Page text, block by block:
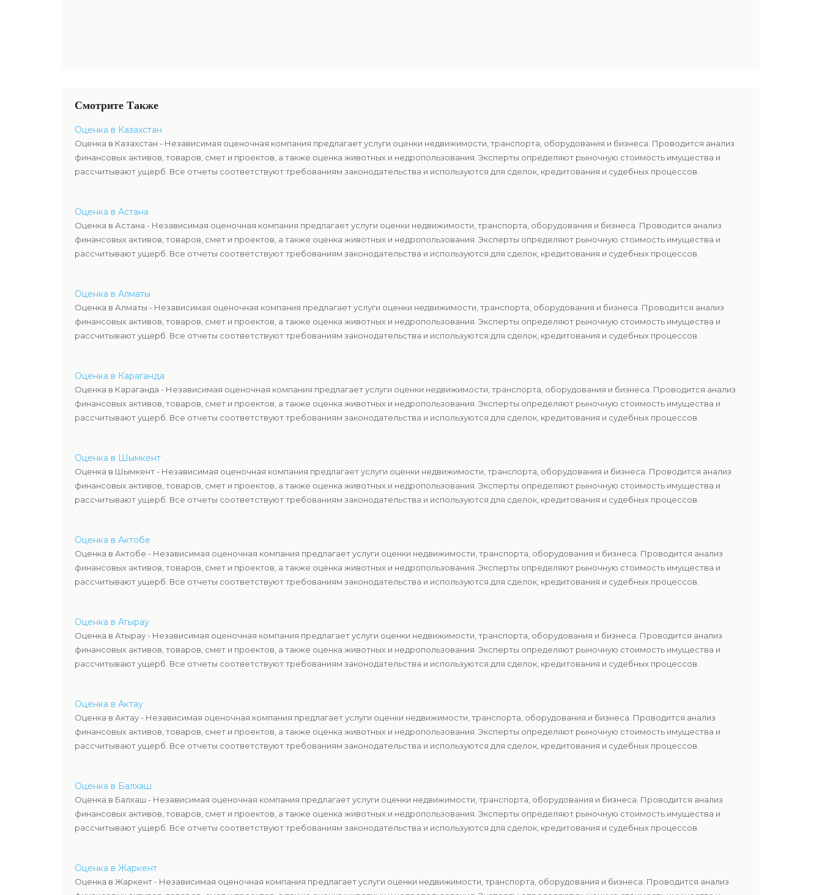
Смотрите Также
Оценка в Казахстан
Оценка в Казахстан - Независимая оценочная компания предлагает услуги оценки недвижимости, транспорта, оборудования и бизнеса. Проводится анализ
финансовых активов, товаров, смет и проектов, а также оценка животных и недропользования. Эксперты определяют рыночную стоимость имущества и
рассчитывают ущерб. Все отчеты соответствуют требованиям законодательства и используются для сделок, кредитования и судебных процессов.
Оценка в Астана
Оценка в Астана - Независимая оценочная компания предлагает услуги оценки недвижимости, транспорта, оборудования и бизнеса. Проводится анализ
финансовых активов, товаров, смет и проектов, а также оценка животных и недропользования. Эксперты определяют рыночную стоимость имущества и
рассчитывают ущерб. Все отчеты соответствуют требованиям законодательства и используются для сделок, кредитования и судебных процессов.
Оценка в Алматы
Оценка в Алматы - Независимая оценочная компания предлагает услуги оценки недвижимости, транспорта, оборудования и бизнеса. Проводится анализ
финансовых активов, товаров, смет и проектов, а также оценка животных и недропользования. Эксперты определяют рыночную стоимость имущества и
рассчитывают ущерб. Все отчеты соответствуют требованиям законодательства и используются для сделок, кредитования и судебных процессов.
Оценка в Караганда
Оценка в Караганда - Независимая оценочная компания предлагает услуги оценки недвижимости, транспорта, оборудования и бизнеса. Проводится анализ
финансовых активов, товаров, смет и проектов, а также оценка животных и недропользования. Эксперты определяют рыночную стоимость имущества и
рассчитывают ущерб. Все отчеты соответствуют требованиям законодательства и используются для сделок, кредитования и судебных процессов.
Оценка в Шымкент
Оценка в Шымкент - Независимая оценочная компания предлагает услуги оценки недвижимости, транспорта, оборудования и бизнеса. Проводится анализ
финансовых активов, товаров, смет и проектов, а также оценка животных и недропользования. Эксперты определяют рыночную стоимость имущества и
рассчитывают ущерб. Все отчеты соответствуют требованиям законодательства и используются для сделок, кредитования и судебных процессов.
Оценка в Актобе
Оценка в Актобе - Независимая оценочная компания предлагает услуги оценки недвижимости, транспорта, оборудования и бизнеса. Проводится анализ
финансовых активов, товаров, смет и проектов, а также оценка животных и недропользования. Эксперты определяют рыночную стоимость имущества и
рассчитывают ущерб. Все отчеты соответствуют требованиям законодательства и используются для сделок, кредитования и судебных процессов.
Оценка в Атырау
Оценка в Атырау - Независимая оценочная компания предлагает услуги оценки недвижимости, транспорта, оборудования и бизнеса. Проводится анализ
финансовых активов, товаров, смет и проектов, а также оценка животных и недропользования. Эксперты определяют рыночную стоимость имущества и
рассчитывают ущерб. Все отчеты соответствуют требованиям законодательства и используются для сделок, кредитования и судебных процессов.
Оценка в Актау
Оценка в Актау - Независимая оценочная компания предлагает услуги оценки недвижимости, транспорта, оборудования и бизнеса. Проводится анализ
финансовых активов, товаров, смет и проектов, а также оценка животных и недропользования. Эксперты определяют рыночную стоимость имущества и
рассчитывают ущерб. Все отчеты соответствуют требованиям законодательства и используются для сделок, кредитования и судебных процессов.
Оценка в Балхаш
Оценка в Балхаш - Независимая оценочная компания предлагает услуги оценки недвижимости, транспорта, оборудования и бизнеса. Проводится анализ
финансовых активов, товаров, смет и проектов, а также оценка животных и недропользования. Эксперты определяют рыночную стоимость имущества и
рассчитывают ущерб. Все отчеты соответствуют требованиям законодательства и используются для сделок, кредитования и судебных процессов.
Оценка в Жаркент
Оценка в Жаркент - Независимая оценочная компания предлагает услуги оценки недвижимости, транспорта, оборудования и бизнеса. Проводится анализ